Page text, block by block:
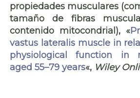
propiedades musculares
tamaño de fibras
contenido mitocondrial), «
vastus lateralis muscle in
physiological function in
aged 55–79 years«, Wiley